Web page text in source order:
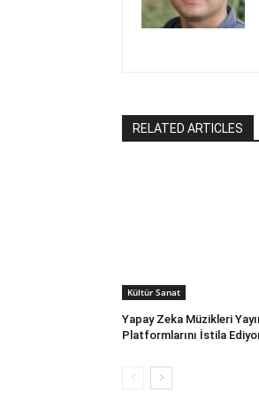
RELATED ARTICLES
Kültür Sanat
Yapay Zeka Müzikleri
Platformlarını İstila